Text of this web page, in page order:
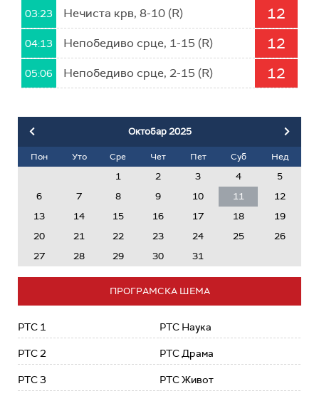
03:23 Нечиста крв, 8-10 (R) 12
04:13 Непобедиво срце, 1-15 (R) 12
05:06 Непобедиво срце, 2-15 (R) 12
Октобар 2025
Пон Уто Сре Чет Пет Суб Нед
1 2 3 4
5
6
7 8 9 10 11
12
13
14 15 16 17 18
19
20
21 22 23 24 25
26
27
28 29 30 31
ПРОГРАМСКА ШЕМА
РТС 1
РТС 2
РТС 3
РТС Наука
РТС Драма
РТС Живот